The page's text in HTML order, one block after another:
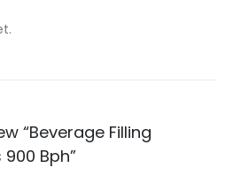
“Beverage Filling
Bph”